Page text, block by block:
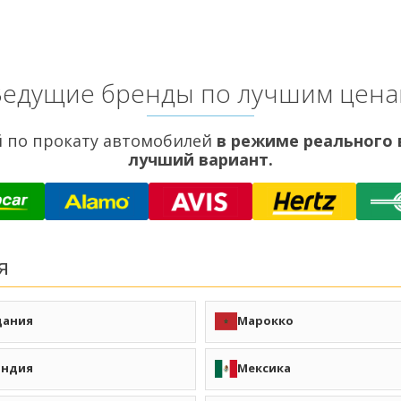
бренды по лучшим
прокату автомобилей в режиме реального
лучший вариант.
(AMM)
Акаба (AQJ)
Иордания Направления
Марокко
Марракеш (RAK)
Танжер (TNG)
Агадир (AGA)
Рабат
Мексика